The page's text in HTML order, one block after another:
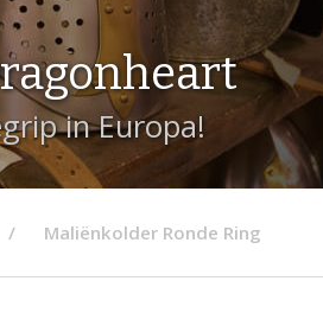
in Europa!
Maliënkolder Ronde Ring